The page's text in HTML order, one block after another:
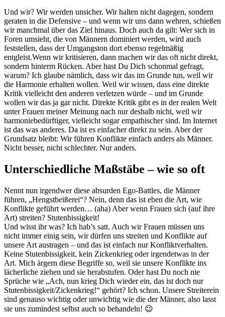
Und wir? Wir werden unsicher. Wir halten nicht dagegen, sondern
geraten in die Defensive – und wenn wir uns dann wehren, schießen
wir manchmal über das Ziel hinaus. Doch auch da gilt: Wer sich in
Foren umsieht, die von Männern dominiert werden, wird auch
feststellen, dass der Umgangston dort ebenso regelmäßig
entgleist.Wenn wir kritisieren, dann machen wir das oft nicht direkt,
sondern hinterm Rücken. Aber hast Du Dich schonmal gefragt,
warum? Ich glaube nämlich, dass wir das im Grunde tun, weil wir
die Harmonie erhalten wollen. Weil wir wissen, dass eine direkte
Kritik vielleicht den anderen verletzen würde – und im Grunde
wollen wir das ja gar nicht. Direkte Kritik gibt es in der realen Welt
unter Frauen meiner Meinung nach nur deshalb nicht, weil wir
harmoniebedürftiger, vielleicht sogar empathischer sind. Im Internet
ist das was anderes. Da ist es einfacher direkt zu sein. Aber der
Grundsatz bleibt: Wir führen Konflikte einfach anders als Männer.
Nicht besser, nicht schlechter. Nur anders.
Unterschiedliche Maßstäbe – wie so oft
Nennt nun irgendwer diese absurden Ego-Battles, die Männer
führen, „Hengstbeißerei“? Nein, denn das ist eben die Art, wie
Konflikte geführt werden… (aha) Aber wenn Frauen sich (auf ihre
Art) streiten? Stutenbissigkeit!
Und wisst ihr was? Ich hab’s satt. Auch wir Frauen müssen uns
nicht immer einig sein, wir dürfen uns streiten und Konflikte auf
unsere Art austragen – und das ist einfach nur Konfliktverhalten.
Keine Stutenbissigkeit, kein Zickenkrieg oder irgendetwas in der
Art. Mich ärgern diese Begriffe so, weil sie unsere Konflikte ins
lächerliche ziehen und sie herabstufen. Oder hast Du noch nie
Sprüche wie „Ach, nun krieg Dich wieder ein, das ist doch nur
Stutenbissigkeit/Zickenkrieg!“ gehört? Ich schon. Unsere Streiterein
sind genauso wichtig oder unwichtig wie die der Männer, also lasst
sie uns zumindest selbst auch so behandeln! 😉